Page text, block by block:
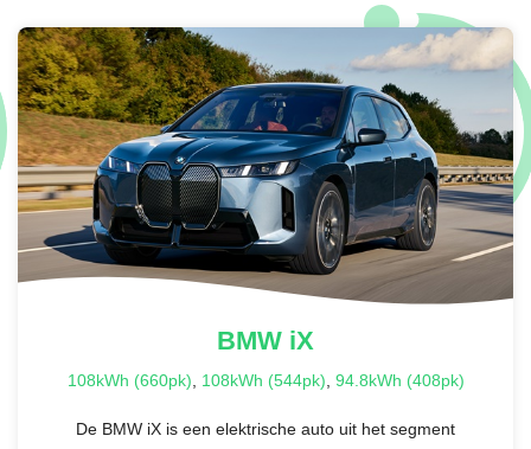
BMW iX
108kWh (660pk), 108kWh (544pk), 94.8kWh (408pk)
De BMW iX is een elektrische auto uit het segment